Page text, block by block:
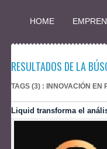
HOME
RESULTADOS DE LA
TAGS (3) : INNOVACIÓN EN
Liquid transforma el